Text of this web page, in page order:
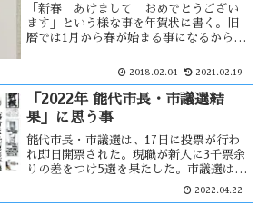
「新春 あけまして おめでとうござい
ます」という様な事を年賀状に書く。旧
暦では1月から春が始まる事になるから、
使っているのだろう。今日は立春で、暦
そうなると今日が旧暦の元旦かと思って
いたが・・
2018.02.04 2021.02.19
「2022年 能代市長・市議選結
果」に思う事
能代市長・市議選は、17日に投票が行わ
れ即日開票された。現職が新人に3千票余
りの差をつけ5選を果たした。市議選は新
人8人、元職2人が立候補し、近年にない
盛り上がりになると思われたが・・ 1位
2022.04.22